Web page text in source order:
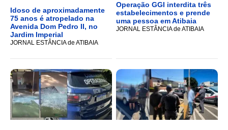
Idoso de aproximadamente
75 anos é atropelado na
Avenida Dom Pedro II, no
Jardim Imperial
JORNAL ESTÂNCIA de ATIBAIA
Operação GGI interdita três
estabelecimentos e prende
uma pessoa em Atibaia
JORNAL ESTÂNCIA de ATIBAIA